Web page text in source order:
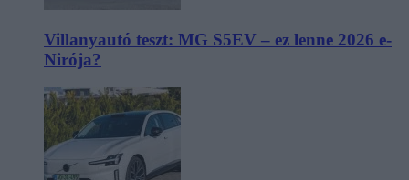
Villanyautó teszt: MG S5EV – ez lenne 2026 e-
Nirója?